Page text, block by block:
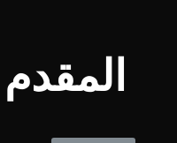
المقدم